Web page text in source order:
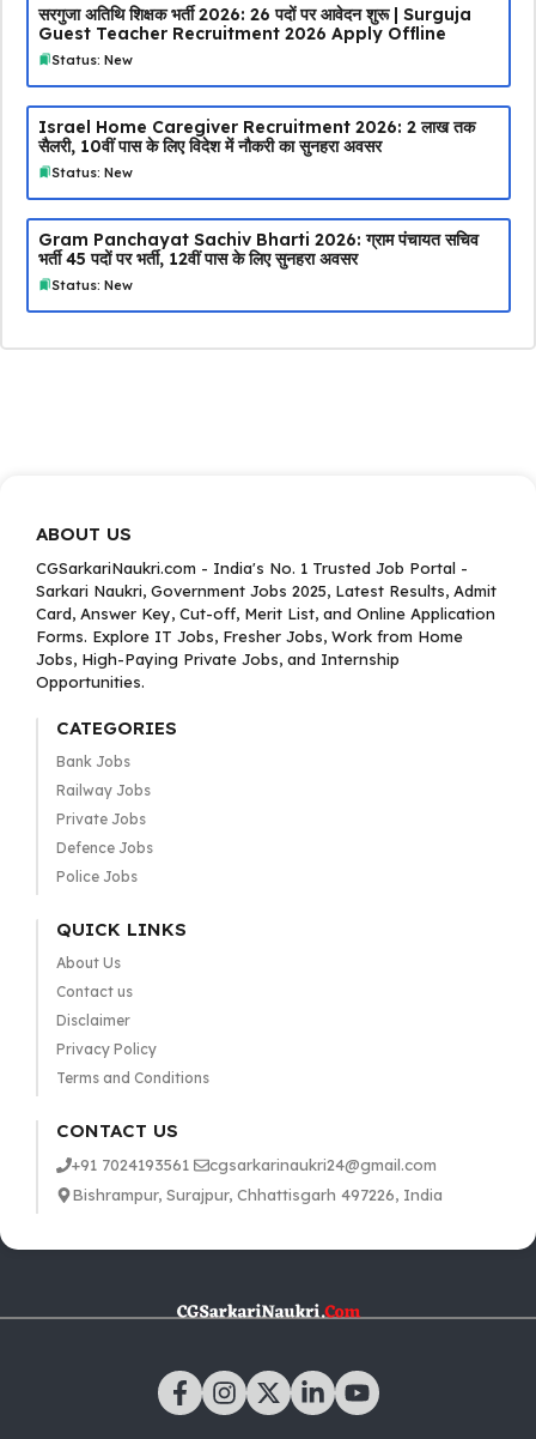
सरगुजा अतिथि शिक्षक भर्ती 2026: 26 पदों पर आवेदन शुरू | Surguja
Guest Teacher Recruitment 2026 Apply Offline
Status: New
Israel Home Caregiver Recruitment 2026: ₹2 लाख तक
सैलरी, 10वीं पास के लिए विदेश में नौकरी का सुनहरा अवसर
Status: New
Gram Panchayat Sachiv Bharti 2026: ग्राम पंचायत सचिव
भर्ती 45 पदों पर भर्ती, 12वीं पास के लिए सुनहरा अवसर
Status: New
ABOUT US
CGSarkariNaukri.com - India's No. 1 Trusted Job Portal -
Sarkari Naukri, Government Jobs 2025, Latest Results, Admit
Card, Answer Key, Cut-off, Merit List, and Online Application
Forms. Explore IT Jobs, Fresher Jobs, Work from Home
Jobs, High-Paying Private Jobs, and Internship
Opportunities.
CATEGORIES
Bank Jobs
Railway Jobs
Private Jobs
Defence Jobs
Police Jobs
QUICK LINKS
About Us
Contact us
Disclaimer
Privacy Policy
Terms and Conditions
CONTACT US
+91 7024193561
cgsarkarinaukri24@gmail.com
Bishrampur, Surajpur, Chhattisgarh 497226, India